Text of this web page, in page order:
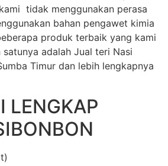
tidak menggunakan perasa
bahan pengawet kimia
produk terbaik yang kami
adalah Jual teri Nasi
Timur dan lebih lengkapnya
LENGKAP